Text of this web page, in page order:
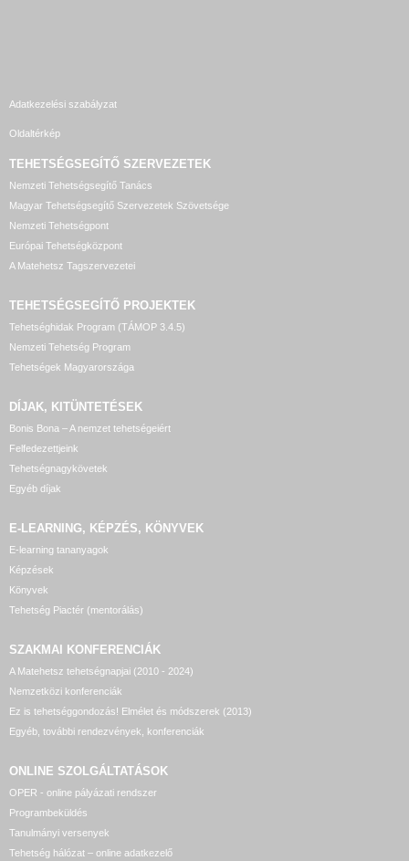
Adatkezelési szabályzat
Oldaltérkép
TEHETSÉGSEGÍTŐ SZERVEZETEK
Nemzeti Tehetségsegítő Tanács
Magyar Tehetségsegítő Szervezetek Szövetsége
Nemzeti Tehetségpont
Európai Tehetségközpont
A Matehetsz Tagszervezetei
TEHETSÉGSEGÍTŐ PROJEKTEK
Tehetséghidak Program (TÁMOP 3.4.5)
Nemzeti Tehetség Program
Tehetségek Magyarországa
DÍJAK, KITÜNTETÉSEK
Bonis Bona – A nemzet tehetségeiért
Felfedezettjeink
Tehetségnagykövetek
Egyéb díjak
E-LEARNING, KÉPZÉS, KÖNYVEK
E-learning tananyagok
Képzések
Könyvek
Tehetség Piactér (mentorálás)
SZAKMAI KONFERENCIÁK
A Matehetsz tehetségnapjai (2010 - 2024)
Nemzetközi konferenciák
Ez is tehetséggondozás! Elmélet és módszerek (2013)
Egyéb, további rendezvények, konferenciák
ONLINE SZOLGÁLTATÁSOK
OPER - online pályázati rendszer
Programbeküldés
Tanulmányi versenyek
Tehetség hálózat – online adatkezelő